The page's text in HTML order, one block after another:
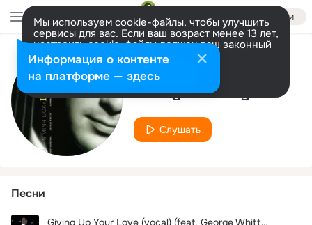
Войти
Мы используем cookie-файлы, чтобы улучшить
сервисы для вас. Если ваш возраст менее 13 лет,
настроить cookie-файлы должен ваш законный
представитель. Больше информации
Разрешить все Настроить
Исполнитель
George Whitty
Слушать
Песни
Giving Up Your Love (vocal) (feat. George Whitty (arranger/keyboards))
Информация о контенте
на платформе — здесь